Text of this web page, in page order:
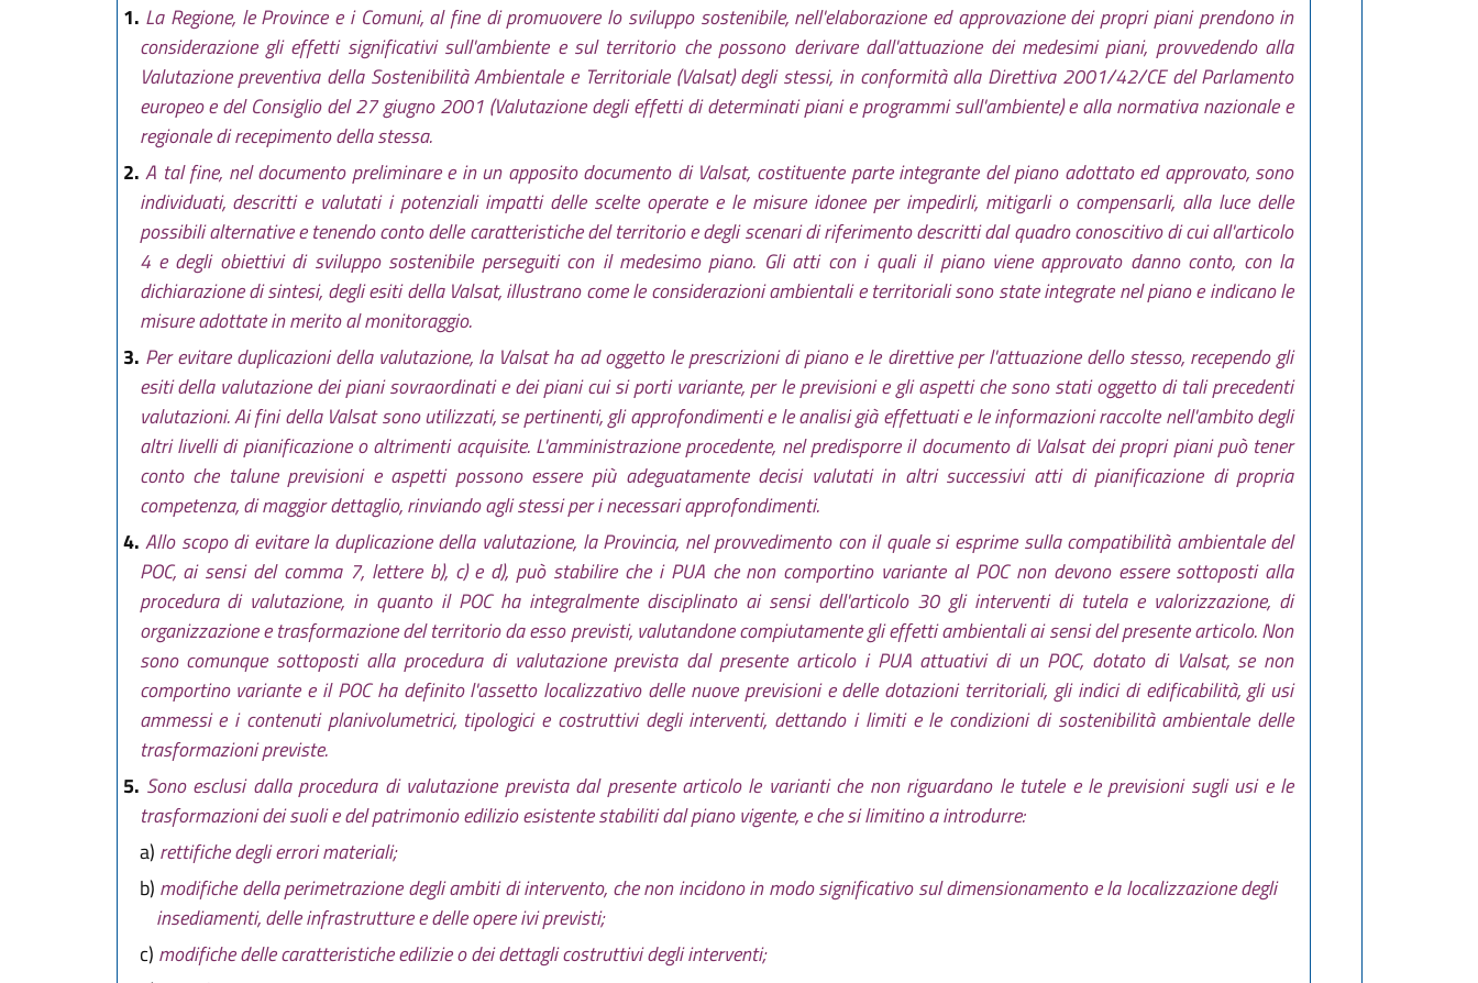
1. La Regione, le Province e i Comuni, al fine di promuovere lo sviluppo sostenibile, nell'elaborazione ed approvazione dei propri piani prendono in
considerazione gli effetti significativi sull'ambiente e sul territorio che possono derivare dall'attuazione dei medesimi piani, provvedendo alla
Valutazione preventiva della Sostenibilità Ambientale e Territoriale (Valsat) degli stessi, in conformità alla Direttiva 2001/42/CE del Parlamento
europeo e del Consiglio del 27 giugno 2001 (Valutazione degli effetti di determinati piani e programmi sull'ambiente) e alla normativa nazionale e
regionale di recepimento della stessa.
2. A tal fine, nel documento preliminare e in un apposito documento di Valsat, costituente parte integrante del piano adottato ed approvato, sono
individuati, descritti e valutati i potenziali impatti delle scelte operate e le misure idonee per impedirli, mitigarli o compensarli, alla luce delle
possibili alternative e tenendo conto delle caratteristiche del territorio e degli scenari di riferimento descritti dal quadro conoscitivo di cui all'articolo
4 e degli obiettivi di sviluppo sostenibile perseguiti con il medesimo piano. Gli atti con i quali il piano viene approvato danno conto, con la
dichiarazione di sintesi, degli esiti della Valsat, illustrano come le considerazioni ambientali e territoriali sono state integrate nel piano e indicano le
misure adottate in merito al monitoraggio.
3. Per evitare duplicazioni della valutazione, la Valsat ha ad oggetto le prescrizioni di piano e le direttive per l'attuazione dello stesso, recependo gli
esiti della valutazione dei piani sovraordinati e dei piani cui si porti variante, per le previsioni e gli aspetti che sono stati oggetto di tali precedenti
valutazioni. Ai fini della Valsat sono utilizzati, se pertinenti, gli approfondimenti e le analisi già effettuati e le informazioni raccolte nell'ambito degli
altri livelli di pianificazione o altrimenti acquisite. L'amministrazione procedente, nel predisporre il documento di Valsat dei propri piani può tener
conto che talune previsioni e aspetti possono essere più adeguatamente decisi valutati in altri successivi atti di pianificazione di propria
competenza, di maggior dettaglio, rinviando agli stessi per i necessari approfondimenti.
4. Allo scopo di evitare la duplicazione della valutazione, la Provincia, nel provvedimento con il quale si esprime sulla compatibilità ambientale del
POC, ai sensi del comma 7, lettere b), c) e d), può stabilire che i PUA che non comportino variante al POC non devono essere sottoposti alla
procedura di valutazione, in quanto il POC ha integralmente disciplinato ai sensi dell'articolo 30 gli interventi di tutela e valorizzazione, di
organizzazione e trasformazione del territorio da esso previsti, valutandone compiutamente gli effetti ambientali ai sensi del presente articolo. Non
sono comunque sottoposti alla procedura di valutazione prevista dal presente articolo i PUA attuativi di un POC, dotato di Valsat, se non
comportino variante e il POC ha definito l'assetto localizzativo delle nuove previsioni e delle dotazioni territoriali, gli indici di edificabilità, gli usi
ammessi e i contenuti planivolumetrici, tipologici e costruttivi degli interventi, dettando i limiti e le condizioni di sostenibilità ambientale delle
trasformazioni previste.
5. Sono esclusi dalla procedura di valutazione prevista dal presente articolo le varianti che non riguardano le tutele e le previsioni sugli usi e le
trasformazioni dei suoli e del patrimonio edilizio esistente stabiliti dal piano vigente, e che si limitino a introdurre:
a) rettifiche degli errori materiali;
b) modifiche della perimetrazione degli ambiti di intervento, che non incidono in modo significativo sul dimensionamento e la localizzazione degli
insediamenti, delle infrastrutture e delle opere ivi previsti;
c) modifiche delle caratteristiche edilizie o dei dettagli costruttivi degli interventi;